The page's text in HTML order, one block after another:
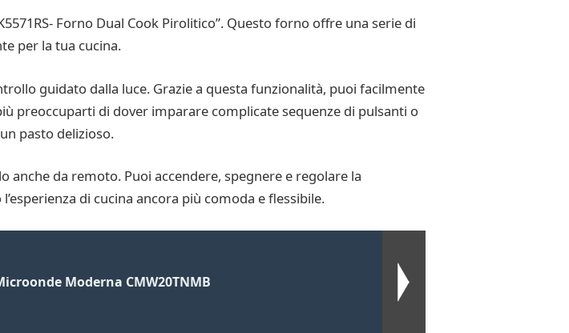
Forno Dual Cook Pirolitico”. Questo forno offre una serie di
per la tua cucina.
guidato dalla luce. Grazie a questa funzionalità, puoi facilmente
preoccuparti di dover imparare complicate sequenze di pulsanti o
pasto delizioso.
da remoto. Puoi accendere, spegnere e regolare la
di cucina ancora più comoda e flessibile.
Moderna CMW20TNMB